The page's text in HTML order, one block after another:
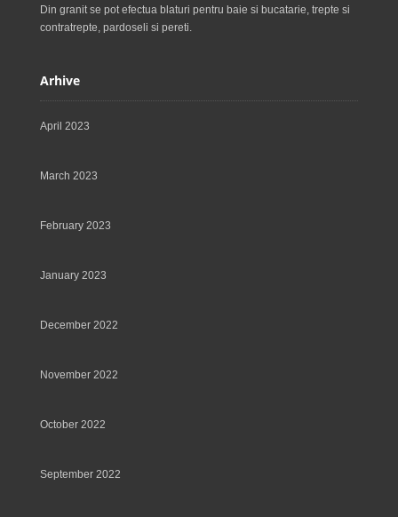
Din granit se pot efectua blaturi pentru baie si bucatarie, trepte si
contratrepte, pardoseli si pereti.
Arhive
April 2023
March 2023
February 2023
January 2023
December 2022
November 2022
October 2022
September 2022